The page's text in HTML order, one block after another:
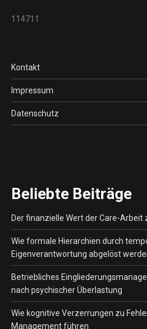
114711
Kontakt
Impressum
Datenschutz
Beliebte Beiträge
Der finanzielle Wert der Care-Arbeit
Wie formale Hierarchien durch
Eigenverantwortung abgelöst
Betriebliches
nach psychischer Überlastung
Wie kognitive Verzerrungen zu
Management führen